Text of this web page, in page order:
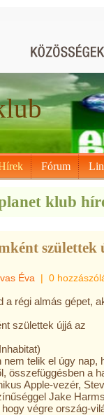
Fórum
klub
születtek
Éva | 0
a régi almás gépet,
nem telik el úgy nap,
összefüggésben a
Apple-vezér,
Jake
végre ország-